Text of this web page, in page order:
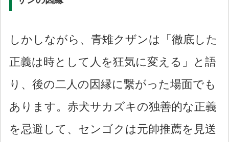
しかしながら、青雉クザンは「徹底した
正義は時として人を狂気に変える」と語
り、後の二人の因縁に繋がった場面でも
あります。赤犬サカズキの独善的な正義
を忌避して、センゴクは元帥推薦を見送